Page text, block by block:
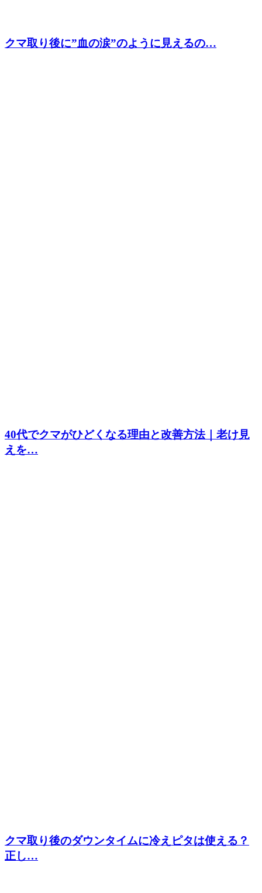
クマ取り後に”血の涙”のように見えるの…
40代でクマがひどくなる理由と改善方法｜老け見
えを…
クマ取り後のダウンタイムに冷えピタは使える？
正し…